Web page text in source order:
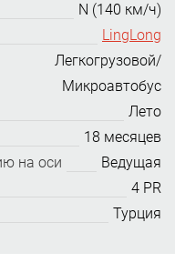
N (140 км/ч)
LingLong
Легкогрузовой/
Микроавтобус
Лето
18 месяцев
на оси
Ведущая
4 PR
Турция